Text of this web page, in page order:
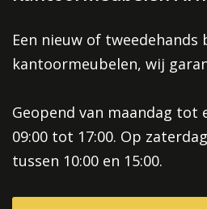
Een nieuw of
kantoormeubelen, wij
Geopend van maandag tot
09:00 tot 17:00. Op
tussen 10:00 en 15:00.